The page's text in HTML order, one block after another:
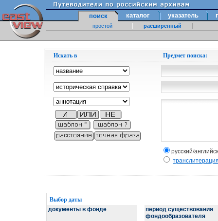
поиск каталог указатель
простой расширенный
Искать в Предмет поиска:
русский/
Выбор даты
документы в фонде
период существования
фондообразователя